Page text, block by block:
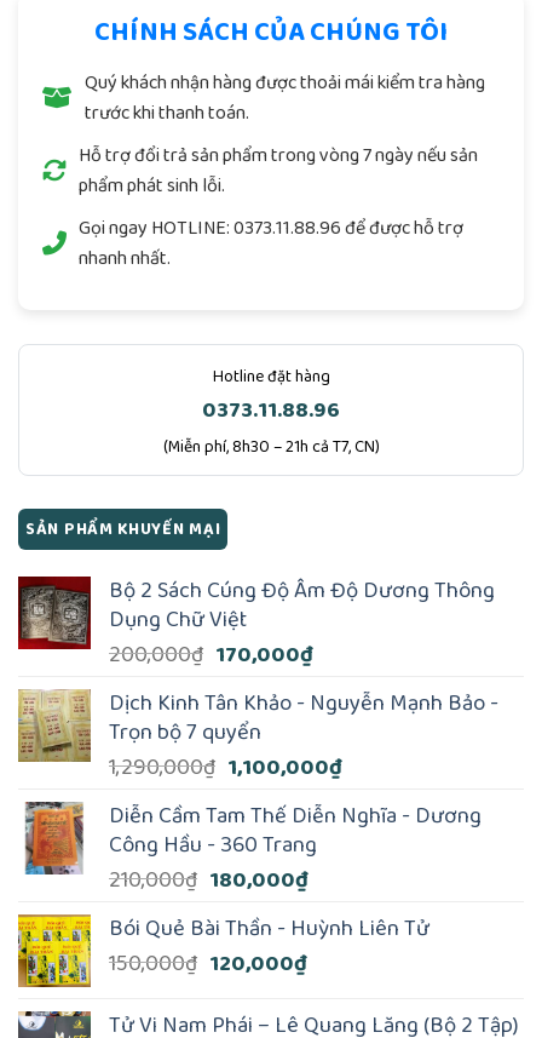
CHÍNH SÁCH CỦA CHÚNG TÔI
Quý khách nhận hàng được thoải mái kiểm tra hàng
trước khi thanh toán.
Hỗ trợ đổi trả sản phẩm trong vòng 7 ngày nếu sản
phẩm phát sinh lỗi.
Gọi ngay HOTLINE: 0373.11.88.96để được hỗ trợ
nhanh nhất.
Hotline đặt hàng
0373.11.88.96
(Miễn phí, 8h30 – 21h cả T7, CN)
SẢN PHẨM KHUYẾN MẠI
Bộ 2 Sách Cúng Độ Âm Độ Dương Thông
Dụng Chữ Việt
200,000₫ Giá
là:
200,000₫.
170,000₫Giá
tại
170,000₫.
Dịch Kinh Tân Khảo - Nguyễn Mạnh Bảo -
Trọn bộ 7 quyển
1,290,000₫ Giá
là:
1,290,000₫.
1,100,000₫Giá
tại
Diễn Cầm Tam Thế Diễn Nghĩa - Dương
Công Hầu - 360 Trang
210,000₫ Giá
là:
210,000₫.
180,000₫Giá
tại
là:
Bói Quẻ Bài Thần - Huỳnh Liên Tử
150,000₫ Giá
là:
120,000₫Giá
tại
Tử Vi Nam Phái – Lê Quang Lăng (Bộ 2 Tập)